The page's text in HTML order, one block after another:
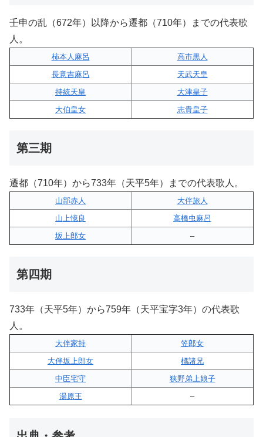
壬申の乱（672年）以降から遷都（710年）までの代表歌
人。
柿本人麻呂
高市黒人
長意吉麻呂
天武天皇
持統天皇
大津皇子
大伯皇女
志貴皇子
第三期
遷都（710年）から733年（天平5年）までの代表歌人。
山部赤人
大伴旅人
山上憶良
高橋虫麻呂
坂上郎女
–
第四期
733年（天平5年）から759年（天平宝字3年）の代表歌
人。
大伴家持
笠郎女
大伴坂上郎女
橘諸兄
中臣宅守
狭野弟上娘子
湯原王
–